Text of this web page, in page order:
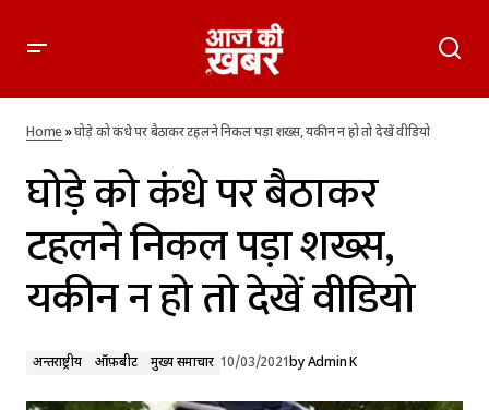
वीडियो
Home»घोड़े को कंधे पर बैठाकर टहलने निकल पड़ा शख्स, यकीन न हो तो देखें वीडियो
घोड़े को कंधे पर बैठाकर
टहलने निकल पड़ा शख्स,
यकीन न हो तो देखें वीडियो
अन्तर्राष्ट्रीय ऑफ़बीट मुख्य समाचार 10/03/2021byAdmin K